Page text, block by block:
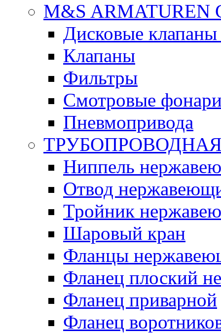
М&S ARMATUREN
Дисковые
Клапаны
Фильтры
Смотровые
Пневмопривода
Ниппель
Отвод
Тройник
Шаровый кран
Фланцы
Фланец плоский
Фланец приварной
Фланец